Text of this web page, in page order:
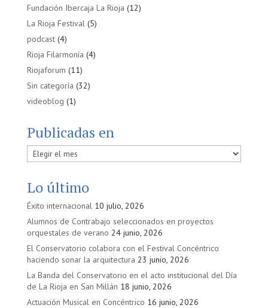
Fundación Ibercaja La Rioja (12)
La Rioja Festival(5)
podcast(4)
Rioja Filarmonía (4)
Riojaforum (11)
Sin categoría (32)
videoblog (1)
Publicadas en
Publicadas
en
Lo último
Éxito internacional 10 julio, 2026
Alumnos de Contrabajo seleccionados en proyectos
orquestales de verano 24 junio, 2026
El Conservatorio colabora con el Festival Concéntrico
haciendo sonar la arquitectura 23 junio, 2026
La Banda del Conservatorio en el acto institucional del Día
de La Rioja en San Millán 18 junio, 2026
Actuación Musical en Concéntrico 16 junio, 2026